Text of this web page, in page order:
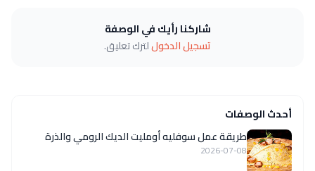
شاركنا رأيك في الوصفة
تسجيل الدخوللترك تعليق.
أحدث الوصفات
طريقة عمل سوفليه أومليت الديك الرومي والذرة
2026-07-08